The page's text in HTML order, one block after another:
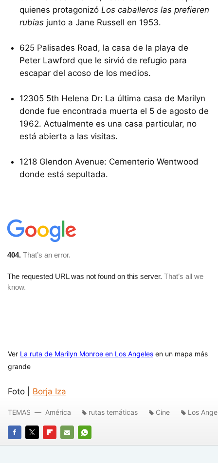
quienes protagonizó Los caballeros las prefieren
rubias junto a Jane Russell en 1953.
625 Palisades Road, la casa de la playa de
Peter Lawford que le sirvió de refugio para
escapar del acoso de los medios.
12305 5th Helena Dr: La última casa de Marilyn
donde fue encontrada muerta el 5 de agosto de
1962. Actualmente es una casa particular, no
está abierta a las visitas.
1218 Glendon Avenue: Cementerio Wentwood
donde está sepultada.
Ver La ruta de Marilyn Monroe en Los Angeles en un mapa más
grande
Foto | Borja Iza
FACEBOOK
TWITTERFLIPBOARD
E-
WHATSAPP
TEMAS América rutas temáticas Cine Los